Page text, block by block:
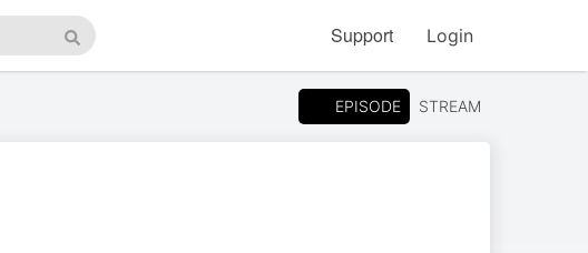
Search
Support Login
EPISODE STREAM